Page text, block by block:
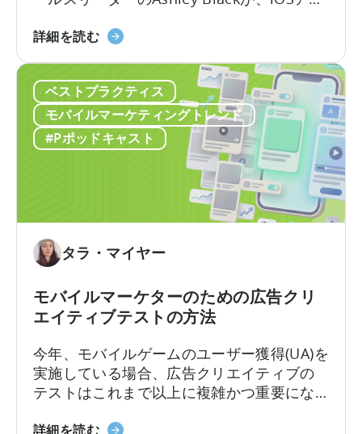
活
た
自
動
コ
ツ
作
ど
の
う
に
活
用
かを解説します。Google社内で約10年、そ
いた経験を持つAshleyは、なかなか得難い
視点を共有します。彼女はこれらのプロダ
クトがどのように構築されたか、そしてそ
れらが実際の世界でどのように機能するか
を知っているのです。
詳細を読む「Google
と
ICM
に
つ
に
リ
広
告
主
が
知
っ
ベストプラクティス
モバイルマーケティングトレンド
#Pポッドキャスト
タラ・マイヤー
モバイルマーケターのための広告クリ
エイティブテストの方法
今年、モバイルゲームのユーザー獲得(UA)を
実施している場合、広告クリエイティブの
テストはこれまで以上に複雑かつ重要にな
詳細を読むモ